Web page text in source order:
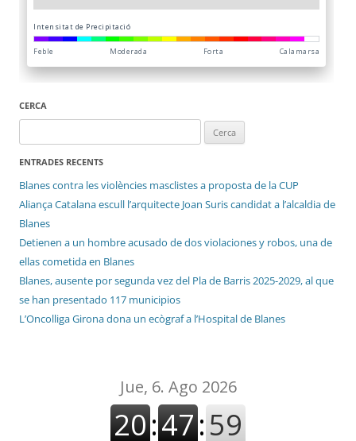
CERCA
ENTRADES RECENTS
Blanes contra les violències masclistes a proposta de la CUP
Aliança Catalana escull l’arquitecte Joan Suris candidat a l’alcaldia de
Blanes
Detienen a un hombre acusado de dos violaciones y robos, una de
ellas cometida en Blanes
Blanes, ausente por segunda vez del Pla de Barris 2025-2029, al que
se han presentado 117 municipios
L’Oncolliga Girona dona un ecògraf a l’Hospital de Blanes